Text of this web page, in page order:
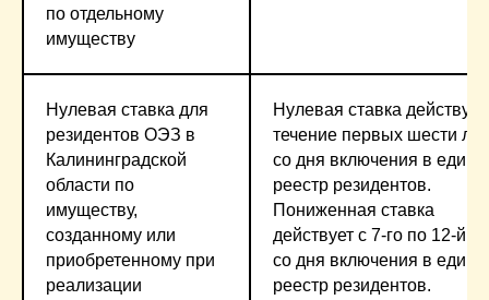
по отдельному
имуществу
Нулевая ставка для
резидентов ОЭЗ в
Калининградской
области по
имуществу,
созданному или
приобретенному при
реализации
Нулевая ставка
течение первых шести лет
со дня включения в
реестр резидентов.
Пониженная ставка
действует с 7-го по 12-й
со дня включения в
реестр резидентов.